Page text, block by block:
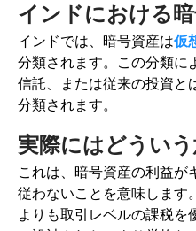
インドにおける
インドでは、暗号資産は仮
分類されます。この分類に
信託、または従来の投資と
分類されます。
実際にはどうい
これは、暗号資産の利益が
従わないことを意味します
よりも取引レベルの課税を